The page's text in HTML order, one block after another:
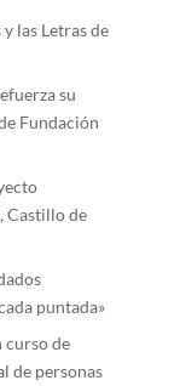
las Letras de
su
Fundación
Castillo de
puntada»
curso de
de personas